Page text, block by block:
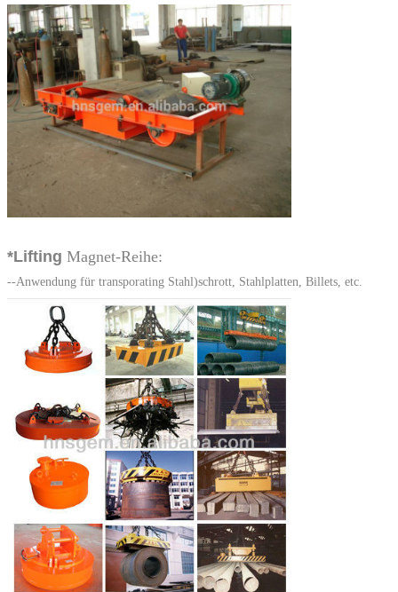
*Lifting Magnet-Reihe:
--Anwendung für transporating Stahl)schrott, Stahlplatten, Billets, etc.